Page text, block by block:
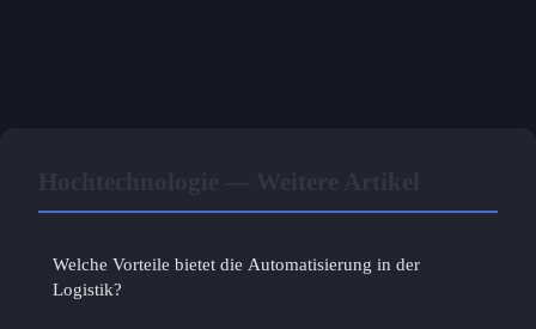
Welche Vorteile bietet die Automatisierung in der
Logistik?